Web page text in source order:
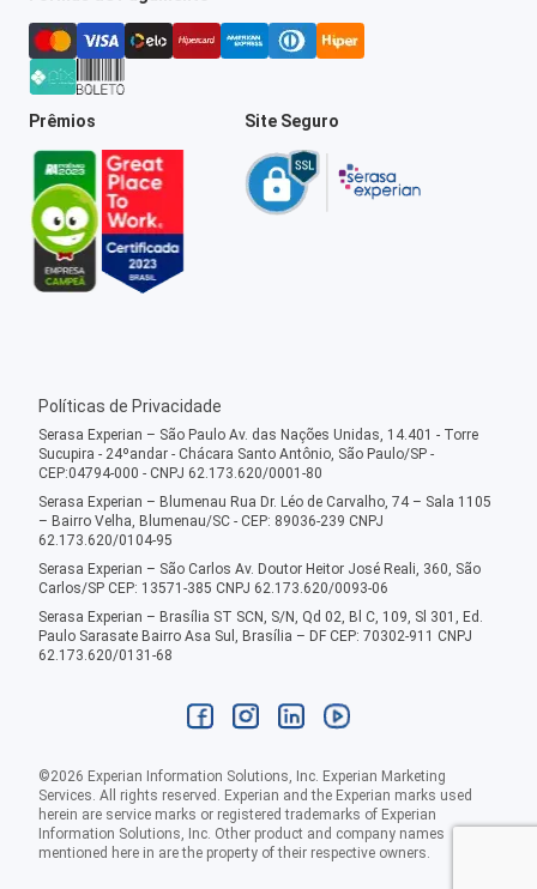
Prêmios Site Seguro
Políticas de Privacidade
Serasa Experian – São Paulo Av. das Nações Unidas, 14.401 - Torre
Sucupira - 24ºandar - Chácara Santo Antônio, São Paulo/SP -
CEP:04794-000 - CNPJ 62.173.620/0001-80
Serasa Experian – Blumenau Rua Dr. Léo de Carvalho, 74 – Sala 1105
– Bairro Velha, Blumenau/SC - CEP: 89036-239 CNPJ
62.173.620/0104-95
Serasa Experian – São Carlos Av. Doutor Heitor José Reali, 360, São
Carlos/SP CEP: 13571-385 CNPJ 62.173.620/0093-06
Serasa Experian – Brasília ST SCN, S/N, Qd 02, Bl C, 109, Sl 301, Ed.
Paulo Sarasate Bairro Asa Sul, Brasília – DF CEP: 70302-911 CNPJ
62.173.620/0131-68
©2026 Experian Information Solutions, Inc. Experian Marketing
Services. All rights reserved. Experian and the Experian marks used
herein are service marks or registered trademarks of Experian
Information Solutions, Inc. Other product and company names
mentioned here in are the property of their respective owners.